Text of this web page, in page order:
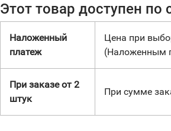
Этот товар доступен
Наложенный
платеж
Цена при
(Наложенным
При заказе от 2
штук
При сумме